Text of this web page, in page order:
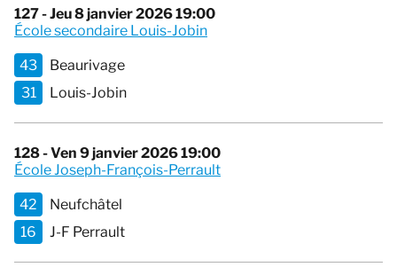
127 - Jeu 8 janvier 2026 19:00
École secondaire Louis-Jobin
43
Beaurivage
31
Louis-Jobin
128 - Ven 9 janvier 2026 19:00
École Joseph-François-Perrault
42
Neufchâtel
16
J-F Perrault